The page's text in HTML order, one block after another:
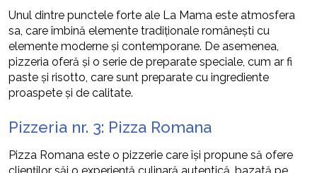
Unul dintre punctele forte ale La Mama este atmosfera
sa, care îmbină elemente tradiționale românești cu
elemente moderne și contemporane. De asemenea,
pizzeria oferă și o serie de preparate speciale, cum ar fi
paste și risotto, care sunt preparate cu ingrediente
proaspete și de calitate.
Pizzeria nr. 3: Pizza Romana
Pizza Romana este o pizzerie care își propune să ofere